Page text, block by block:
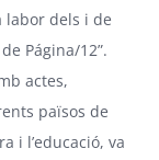
labor dels i de
Página/12”.
actes,
països de
i l’educació, va